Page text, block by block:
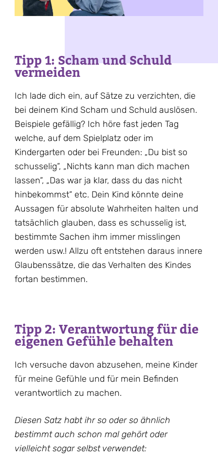
Tipp 1: Scham und Schuld
vermeiden
Ich lade dich ein, auf Sätze zu verzichten, die
bei deinem Kind Scham und Schuld auslösen.
Beispiele gefällig? Ich höre fast jeden Tag
welche, auf dem Spielplatz oder im
Kindergarten oder bei Freunden: „Du bist so
schusselig“, „Nichts kann man dich machen
lassen“, „Das war ja klar, dass du das nicht
hinbekommst“ etc. Dein Kind könnte deine
Aussagen für absolute Wahrheiten halten und
tatsächlich glauben, dass es schusselig ist,
bestimmte Sachen ihm immer misslingen
werden usw.! Allzu oft entstehen daraus innere
Glaubenssätze, die das Verhalten des Kindes
fortan bestimmen.
Tipp 2: Verantwortung für die
eigenen Gefühle behalten
Ich versuche davon abzusehen, meine Kinder
für meine Gefühle und für mein Befinden
verantwortlich zu machen.
Diesen Satz habt ihr so oder so ähnlich
bestimmt auch schon mal gehört oder
vielleicht sogar selbst verwendet: